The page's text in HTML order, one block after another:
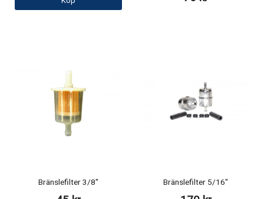
Bränslefilter 3/8" Bränslefilter 5/16"